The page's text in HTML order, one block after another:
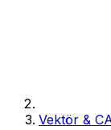
Vektör &